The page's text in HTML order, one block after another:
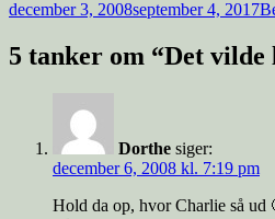
december 3, 2008september 4, 2017
5 tanker om “Det vilde
Dorthe siger:
december 6, 2008 kl. 7:19 pm
Hold da op, hvor Charlie så ud